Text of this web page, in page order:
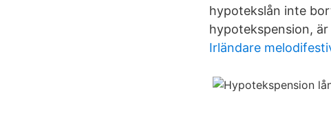
hypotekslån inte
hypotekspension,
Irländare